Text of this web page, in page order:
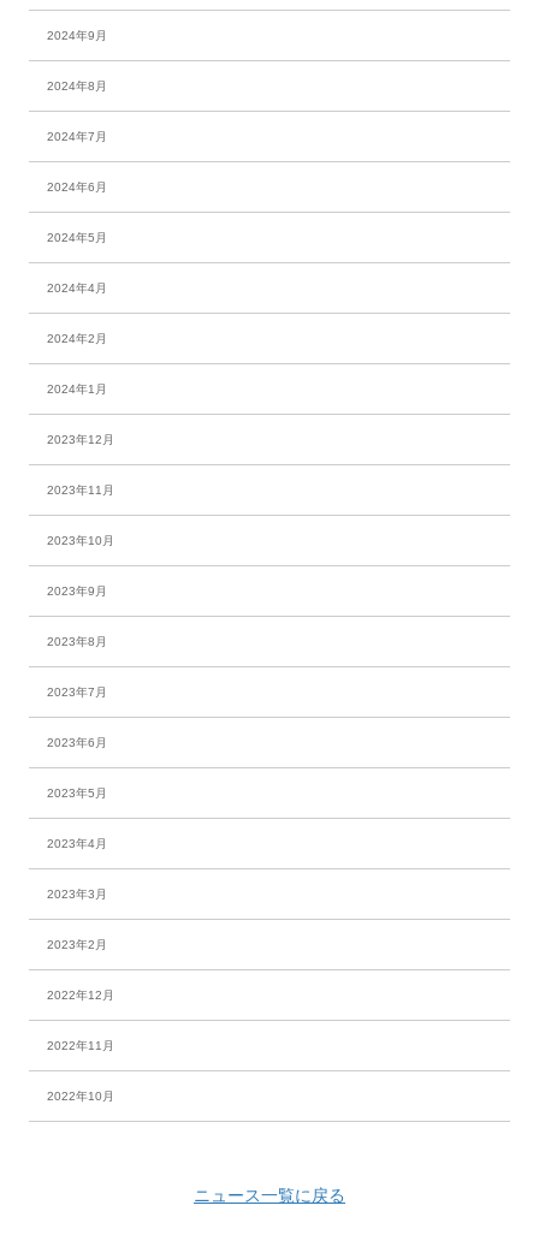
2024年9月
2024年8月
2024年7月
2024年6月
2024年5月
2024年4月
2024年2月
2024年1月
2023年12月
2023年11月
2023年10月
2023年9月
2023年8月
2023年7月
2023年6月
2023年5月
2023年4月
2023年3月
2023年2月
2022年12月
2022年11月
2022年10月
ニュース一覧に戻る